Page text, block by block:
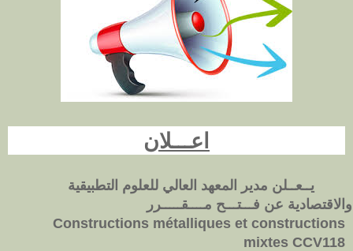
اعـــلان
يــعــلن مدير المعهد العالي للعلوم التطبيقية
والاقتصادية عن فـــتـــح مــــقـــــرر
Constructions métalliques et constructions
mixtes CCV118